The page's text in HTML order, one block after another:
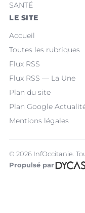
SANTÉ
LE SITE
Accueil
Toutes les rubriques
Flux RSS
Flux RSS — La Une
Plan du site
Plan Google
Mentions légales
© 2026 InfOccitanie.
Propulsé par